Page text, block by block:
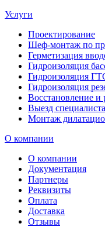
Услуги
Проектирование
Шеф-монтаж по
Герметизация
Гидроизоляция
Гидроизоляция
Гидроизоляция
Восстановление и
Выезд специалиста
Монтаж
О компании
О компании
Документация
Партнеры
Реквизиты
Оплата
Доставка
Отзывы